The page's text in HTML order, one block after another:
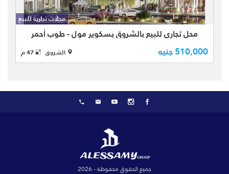
محل تجاري للبيع بالشروق بسكوير مول -
طوب أحمر - بمساحة كلية 47 متر ومساحة
خارجية 22 متر - بالطابق الأرضي - واجهة
محلات تجارية للبيع
محل تجاري للبيع بالشروق بسكوير مول - طوب أحمر
510,000 جنيه الشروق 47 م
جميع الحقوق محفوظة - 2026